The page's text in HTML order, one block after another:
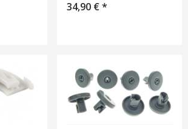
34,90 €*